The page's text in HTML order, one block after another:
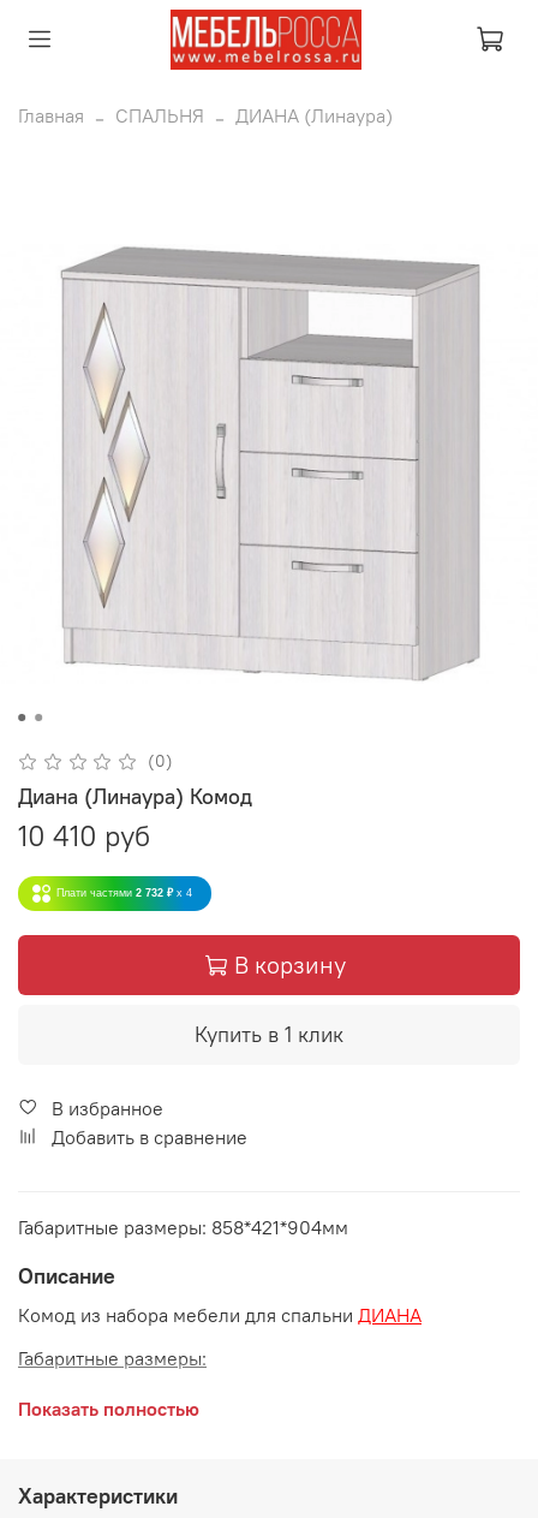
Главная СПАЛЬНЯ ДИАНА (Линаура)
(0)
Диана (Линаура) Комод
10 410 руб
Плати частями 2 732 ₽ x 4
В корзину
Купить в 1 клик
В избранное
Добавить в сравнение
Габаритные размеры: 858*421*904мм
Описание
Комод из набора мебели для спальни ДИАНА
Габаритные размеры:
длина 858 мм
высота 904 мм
Показать полностью
Характеристики